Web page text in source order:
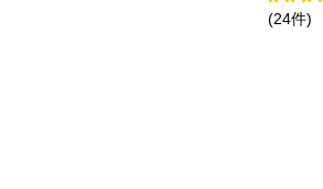
(24件)